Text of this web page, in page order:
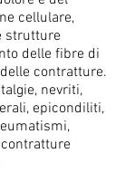
cellulare,
strutture
delle fibre di
contratture.
nevriti,
epicondiliti,